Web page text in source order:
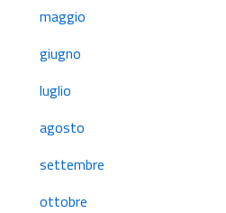
maggio
giugno
luglio
agosto
settembre
ottobre